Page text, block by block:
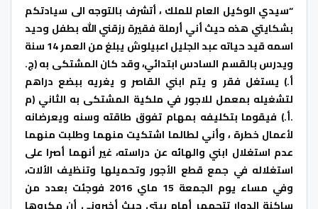
“سيدي الوكيل العام للملك ، أتشرف بالتوجه الى سيادتكم
بشكايتي هذه حيث أني أرملة فقيرة رزقني الله بطفل وحيد
اسمه قيد حياته عبد الجليل اعبيلوش يبلغ من العمر 14 سنة
ويدرس بالقسم السادس ابتدائي، وقد كان المشتكى به (ج.
أ.) يستغل فقر و يتم ابني القاصر و يغريه ببضع دراهم
لتشغيله بمعمل للاجور في ملكية المشتكى به الثاني (م
.أ.) فيقوما بتكليفه بمهام تفوق طاقته وسنه ويعرضانه
لأعمال خطرة ، وأني لطالما اشتكيت منهما وطلبت منهما
عدم استغلال ابني والهائه عن دراسته، غير أنهما أصرا على
استغلاله في جمع قطع الأجور وتحميلها وتنظيف الألات،
وفي مساء يوم الجمعة 15 ماي 2016 فوجئت بعدد من
ساكنة الدوار تتجمهر أمام بيتي حيث أخبروني أن مكروها